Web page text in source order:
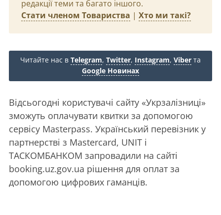
редакції теми та багато іншого.
Стати членом Товариства | Хто ми такі?
Читайте нас в Telegram, Twitter, Instagram, Viber та
Google Новинах
Відсьогодні користувачі сайту «Укрзалізниці»
зможуть оплачувати квитки за допомогою
сервісу Masterpass. Український перевізник у
партнерстві з Mastercard, UNIT і
ТАСКОМБАНКОМ запровадили на сайті
booking.uz.gov.ua рішення для оплат за
допомогою цифрових гаманців.